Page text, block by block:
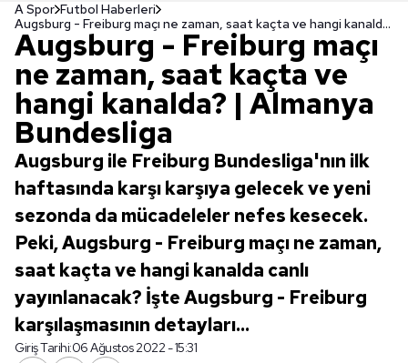
A Spor Futbol Haberleri
Augsburg - Freiburg maçı ne zaman, saat kaçta ve hangi kanalda? | Almanya Bundesliga
Augsburg - Freiburg maçı
ne zaman, saat kaçta ve
hangi kanalda? | Almanya
Bundesliga
Augsburg ile Freiburg Bundesliga'nın ilk
haftasında karşı karşıya gelecek ve yeni
sezonda da mücadeleler nefes kesecek.
Peki, Augsburg - Freiburg maçı ne zaman,
saat kaçta ve hangi kanalda canlı
yayınlanacak? İşte Augsburg - Freiburg
karşılaşmasının detayları...
Giriş Tarihi:06 Ağustos 2022 - 15:31